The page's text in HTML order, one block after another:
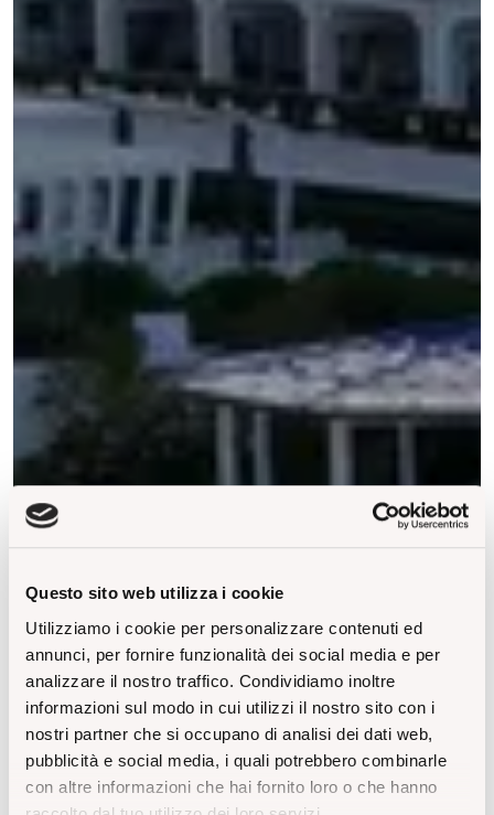
Questo sito web utilizza i cookie
Utilizziamo i cookie per personalizzare contenuti ed
annunci, per fornire funzionalità dei social media e per
analizzare il nostro traffico. Condividiamo inoltre
informazioni sul modo in cui utilizzi il nostro sito con i
nostri partner che si occupano di analisi dei dati web,
pubblicità e social media, i quali potrebbero combinarle
con altre informazioni che hai fornito loro o che hanno